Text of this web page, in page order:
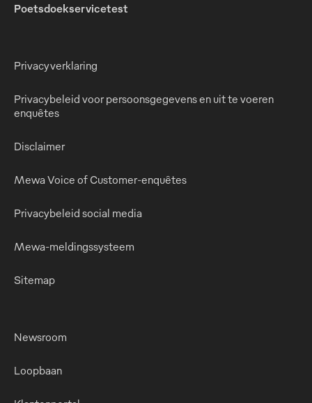
Poetsdoekservicetest
Privacyverklaring
Privacybeleid voor persoonsgegevens en uit te voeren
enquêtes
Disclaimer
Mewa Voice of Customer-enquêtes
Privacybeleid social media
Mewa-meldingssysteem
Sitemap
Newsroom
Loopbaan